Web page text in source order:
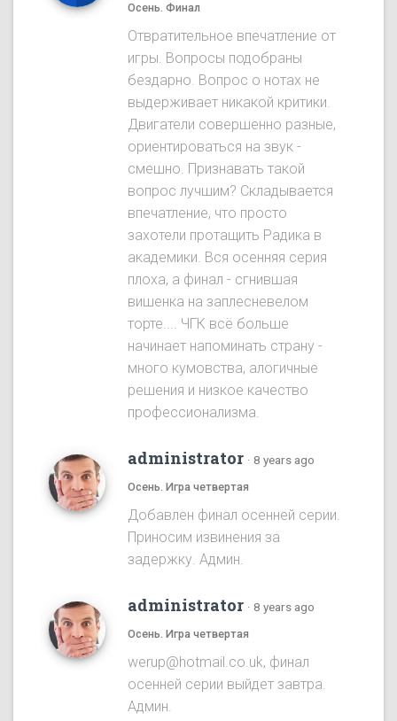
Осень. Финал
Отвратительное впечатление от
игры. Вопросы подобраны
бездарно. Вопрос о нотах не
выдерживает никакой критики.
Двигатели совершенно разные,
ориентироваться на звук -
смешно. Признавать такой
вопрос лучшим? Складывается
впечатление, что просто
захотели протащить Радика в
академики. Вся осенняя серия
плоха, а финал - сгнившая
вишенка на заплесневелом
торте.... ЧГК всё больше
начинает напоминать страну -
много кумовства, алогичные
решения и низкое качество
профессионализма.
administrator · 8 years ago
Осень. Игра четвертая
Добавлен финал осенней серии.
Приносим извинения за
задержку. Админ.
administrator · 8 years ago
Осень. Игра четвертая
werup@hotmail.co.uk, финал
осенней серии выйдет завтра.
Админ.